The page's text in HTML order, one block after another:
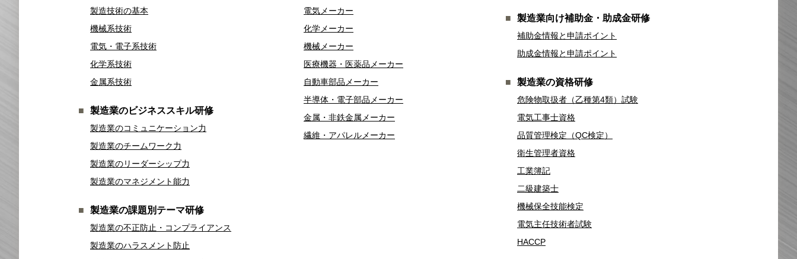
製造技術の基本
機械系技術
電気・電子系技術
化学系技術
金属系技術
製造業のビジネススキル研修
製造業のコミュニケーション力
製造業のチームワーク力
製造業のリーダーシップ力
製造業のマネジメント能力
製造業の課題別テーマ研修
製造業の不正防止・コンプライアンス
製造業のハラスメント防止
電気メーカー
化学メーカー
機械メーカー
医療機器・医薬品メーカー
自動車部品メーカー
半導体・電子部品メーカー
金属・非鉄金属メーカー
繊維・アパレルメーカー
製造業向け補助金・助成金研修
補助金情報と申請ポイント
助成金情報と申請ポイント
製造業の資格研修
危険物取扱者（乙種第4類）試験
電気工事士資格
品質管理検定（QC検定）
衛生管理者資格
工業簿記
二級建築士
機械保全技能検定
電気主任技術者試験
HACCP